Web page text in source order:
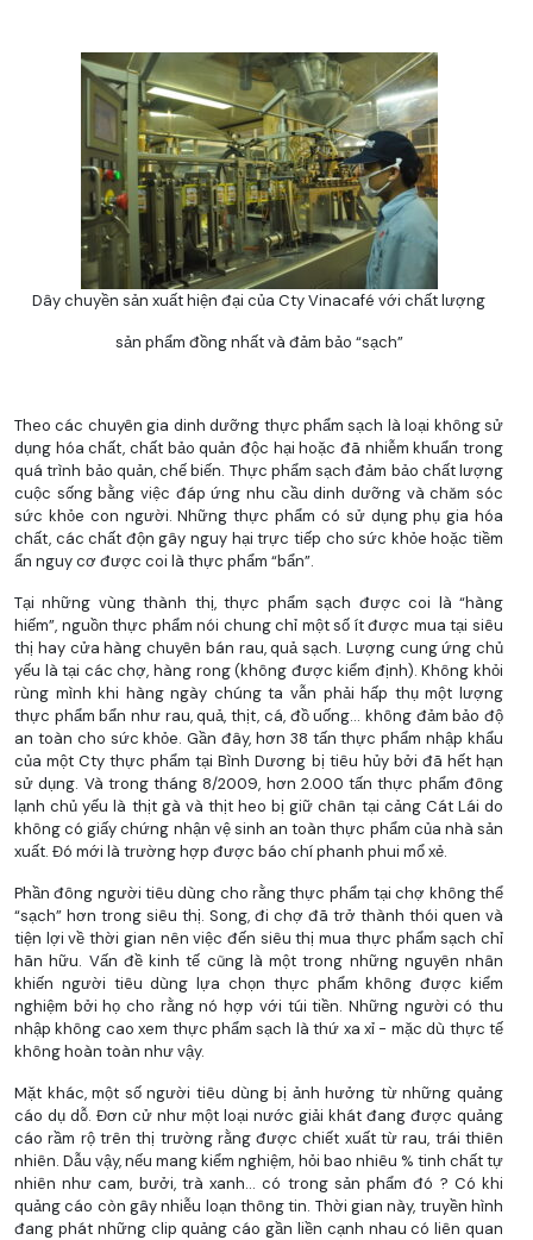
Dây chuyền sản xuất hiện đại của Cty Vinacafé với chất lượng
sản phẩm đồng nhất và đảm bảo “sạch”
Theo các chuyên gia dinh dưỡng thực phẩm sạch là loại không sử
dụng hóa chất, chất bảo quản độc hại hoặc đã nhiễm khuẩn trong
quá trình bảo quản, chế biến. Thực phẩm sạch đảm bảo chất lượng
cuộc sống bằng việc đáp ứng nhu cầu dinh dưỡng và chăm sóc
sức khỏe con người. Những thực phẩm có sử dụng phụ gia hóa
chất, các chất độn gây nguy hại trực tiếp cho sức khỏe hoặc tiềm
ẩn nguy cơ được coi là thực phẩm “bẩn”.
Tại những vùng thành thị, thực phẩm sạch được coi là “hàng
hiếm”, nguồn thực phẩm nói chung chỉ một số ít được mua tại siêu
thị hay cửa hàng chuyên bán rau, quả sạch. Lượng cung ứng chủ
yếu là tại các chợ, hàng rong (không được kiểm định). Không khỏi
rùng mình khi hàng ngày chúng ta vẫn phải hấp thụ một lượng
thực phẩm bẩn như rau, quả, thịt, cá, đồ uống... không đảm bảo độ
an toàn cho sức khỏe. Gần đây, hơn 38 tấn thực phẩm nhập khẩu
của một Cty thực phẩm tại Bình Dương bị tiêu hủy bởi đã hết hạn
sử dụng. Và trong tháng 8/2009, hơn 2.000 tấn thực phẩm đông
lạnh chủ yếu là thịt gà và thịt heo bị giữ chân tại cảng Cát Lái do
không có giấy chứng nhận vệ sinh an toàn thực phẩm của nhà sản
xuất. Đó mới là trường hợp được báo chí phanh phui mổ xẻ.
Phần đông người tiêu dùng cho rằng thực phẩm tại chợ không thể
“sạch” hơn trong siêu thị. Song, đi chợ đã trở thành thói quen và
tiện lợi về thời gian nên việc đến siêu thị mua thực phẩm sạch chỉ
hãn hữu. Vấn đề kinh tế cũng là một trong những nguyên nhân
khiến người tiêu dùng lựa chọn thực phẩm không được kiểm
nghiệm bởi họ cho rằng nó hợp với túi tiền. Những người có thu
nhập không cao xem thực phẩm sạch là thứ xa xỉ - mặc dù thực tế
không hoàn toàn như vậy.
Mặt khác, một số người tiêu dùng bị ảnh hưởng từ những quảng
cáo dụ dỗ. Đơn cử như một loại nước giải khát đang được quảng
cáo rầm rộ trên thị trường rằng được chiết xuất từ rau, trái thiên
nhiên. Dẫu vậy, nếu mang kiểm nghiệm, hỏi bao nhiêu % tinh chất tự
nhiên như cam, bưởi, trà xanh... có trong sản phẩm đó ? Có khi
quảng cáo còn gây nhiễu loạn thông tin. Thời gian này, truyền hình
đang phát những clip quảng cáo gần liền cạnh nhau có liên quan